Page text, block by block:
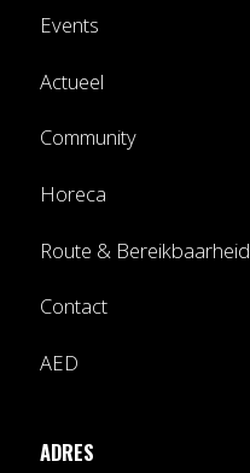
Events
Actueel
Community
Horeca
Route & Bereikbaarheid
Contact
AED
ADRES